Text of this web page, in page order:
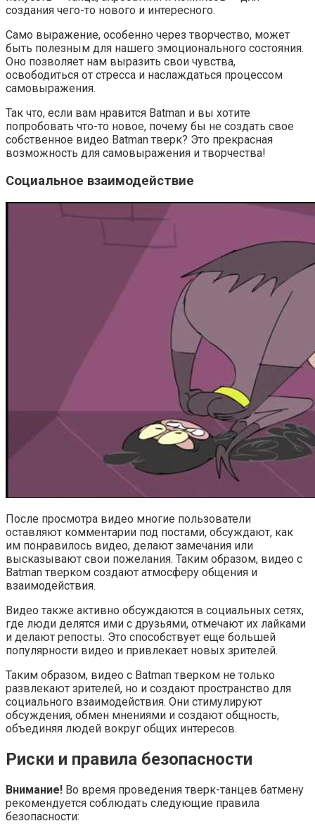
создания чего-то нового и интересного.
Само выражение, особенно через творчество, может
быть полезным для нашего эмоционального состояния.
Оно позволяет нам выразить свои чувства,
освободиться от стресса и наслаждаться процессом
самовыражения.
Так что, если вам нравится Batman и вы хотите
попробовать что-то новое, почему бы не создать свое
собственное видео Batman тверк? Это прекрасная
возможность для самовыражения и творчества!
Социальное взаимодействие
После просмотра видео многие пользователи
оставляют комментарии под постами, обсуждают, как
им понравилось видео, делают замечания или
высказывают свои пожелания. Таким образом, видео с
Batman тверком создают атмосферу общения и
взаимодействия.
Видео также активно обсуждаются в социальных сетях,
где люди делятся ими с друзьями, отмечают их лайками
и делают репосты. Это способствует еще большей
популярности видео и привлекает новых зрителей.
Таким образом, видео с Batman тверком не только
развлекают зрителей, но и создают пространство для
социального взаимодействия. Они стимулируют
обсуждения, обмен мнениями и создают общность,
объединяя людей вокруг общих интересов.
Риски и правила безопасности
Внимание! Во время проведения тверк-танцев батмену
рекомендуется соблюдать следующие правила
безопасности: